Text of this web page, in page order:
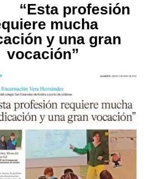
profesión
mucha
y una gran
vocación”